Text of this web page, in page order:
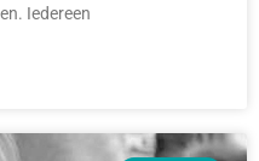
Iedereen